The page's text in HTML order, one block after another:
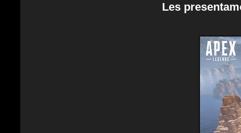
Les